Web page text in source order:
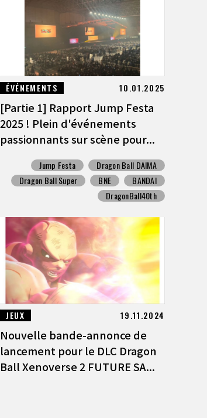
ÉVÉNEMENTS 10.01.2025
[Partie 1] Rapport Jump Festa
2025 ! Plein d'événements
passionnants sur scène pour...
Jump Festa
Dragon Ball DAIMA
Dragon Ball Super
BNE
BANDAI
DragonBall40th
JEUX 19.11.2024
Nouvelle bande-annonce de
lancement pour le DLC Dragon
Ball Xenoverse 2 FUTURE SA...